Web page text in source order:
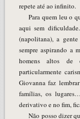
repete até ao infinito.
Para quem leu o
aqui sem
(napolitana), a
sempre aspirando a
homens altos de
particularmente
Giovanna faz
famílias, os
derivativo e no fim,
Não posso dizer